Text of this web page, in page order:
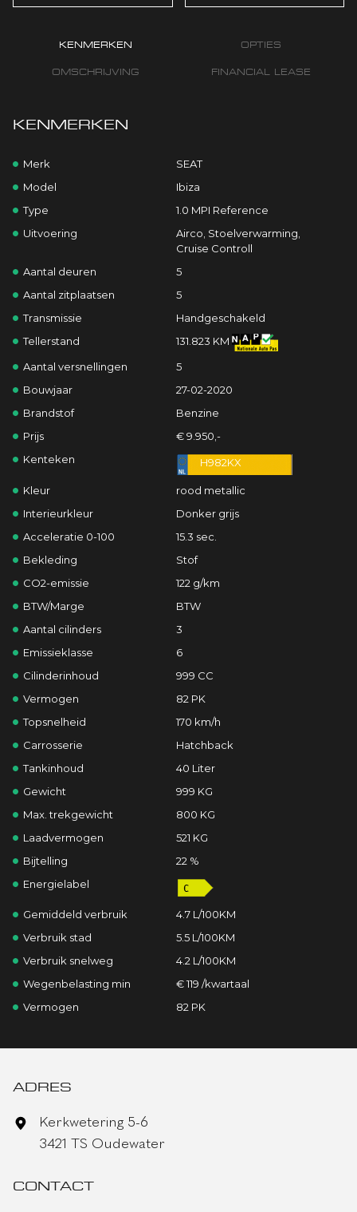
KENMERKEN OPTIES
OMSCHRIJVING FINANCIAL LEASE
KENMERKEN
Merk
SEAT
Model
Ibiza
Type
1.0 MPI Reference
Uitvoering
Airco, Stoelverwarming,
Cruise Controll
Aantal deuren
5
Aantal zitplaatsen
5
Transmissie
Handgeschakeld
Tellerstand
131.823 KM
Aantal versnellingen
5
Bouwjaar
27-02-2020
Brandstof
Benzine
Prijs
€ 9.950,-
Kenteken
H982KX
Kleur
rood metallic
Interieurkleur
Donker grijs
Acceleratie 0-100
15.3 sec.
Bekleding
Stof
CO2-emissie
122 g/km
BTW/Marge
BTW
Aantal cilinders
3
Emissieklasse
6
Cilinderinhoud
999 CC
Vermogen
82 PK
Topsnelheid
170 km/h
Carrosserie
Hatchback
Tankinhoud
40 Liter
Gewicht
999 KG
Max. trekgewicht
800 KG
Laadvermogen
521 KG
Bijtelling
22 %
Energielabel
Gemiddeld verbruik
4.7 L/100KM
Verbruik stad
5.5 L/100KM
Verbruik snelweg
4.2 L/100KM
Wegenbelasting min
€ 119 /kwartaal
Vermogen
82 PK
ADRES
Kerkwetering 5-6
3421 TS Oudewater
CONTACT